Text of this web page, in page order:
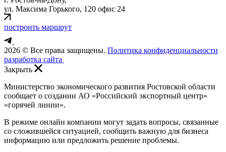
ул. Максима Горького, 120 офис 24
построить маршрут
2026 © Все права защищены. Политика конфиденциальности
разработка сайта
Закрыть
Министерство экономического развития Ростовской области
сообщает о создании АО «Российский экспортный центр»
«горячей линии».
В режиме онлайн компании могут задать вопросы, связанные
со сложившейся ситуацией, сообщить важную для бизнеса
информацию или предложить решение проблемы.